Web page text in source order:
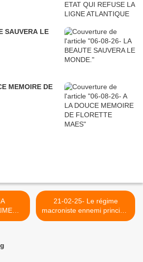
SAUVERA LE
MEMOIRE DE
21-02-25- Le régime
macroniste ennemi principal
de la paix en Ukraine